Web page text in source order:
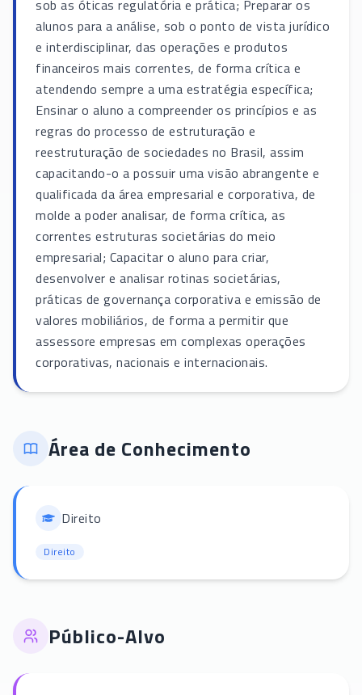
sob as óticas regulatória e prática; Preparar os
alunos para a análise, sob o ponto de vista jurídico
e interdisciplinar, das operações e produtos
financeiros mais correntes, de forma crítica e
atendendo sempre a uma estratégia específica;
Ensinar o aluno a compreender os princípios e as
regras do processo de estruturação e
reestruturação de sociedades no Brasil, assim
capacitando-o a possuir uma visão abrangente e
qualificada da área empresarial e corporativa, de
molde a poder analisar, de forma crítica, as
correntes estruturas societárias do meio
empresarial; Capacitar o aluno para criar,
desenvolver e analisar rotinas societárias,
práticas de governança corporativa e emissão de
valores mobiliários, de forma a permitir que
assessore empresas em complexas operações
corporativas, nacionais e internacionais.
Área de Conhecimento
Direito
Direito
Público-Alvo